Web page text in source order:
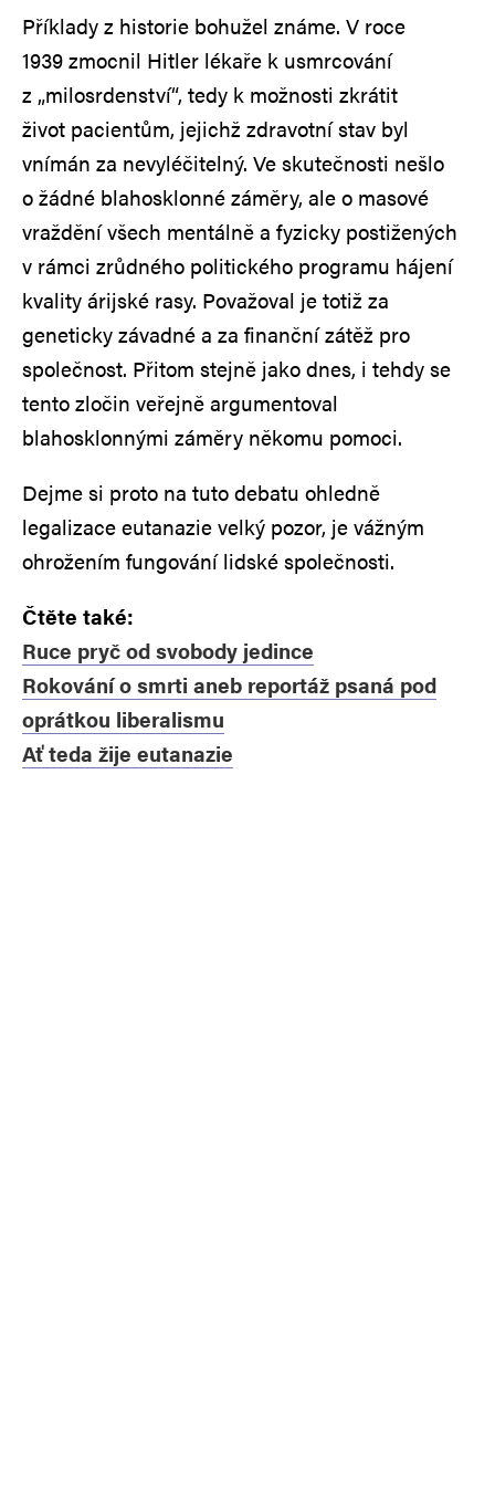
Příklady z historie bohužel známe. V roce
1939 zmocnil Hitler lékaře k usmrcování
z „milosrdenství“, tedy k možnosti zkrátit
život pacientům, jejichž zdravotní stav byl
vnímán za nevyléčitelný. Ve skutečnosti nešlo
o žádné blahosklonné záměry, ale o masové
vraždění všech mentálně a fyzicky postižených
v rámci zrůdného politického programu hájení
kvality árijské rasy. Považoval je totiž za
geneticky závadné a za finanční zátěž pro
společnost. Přitom stejně jako dnes, i tehdy se
tento zločin veřejně argumentoval
blahosklonnými záměry někomu pomoci.
Dejme si proto na tuto debatu ohledně
legalizace eutanazie velký pozor, je vážným
ohrožením fungování lidské společnosti.
Čtěte také:
Ruce pryč od svobody jedince
Rokování o smrti aneb reportáž psaná pod
oprátkou liberalismu
Ať teda žije eutanazie